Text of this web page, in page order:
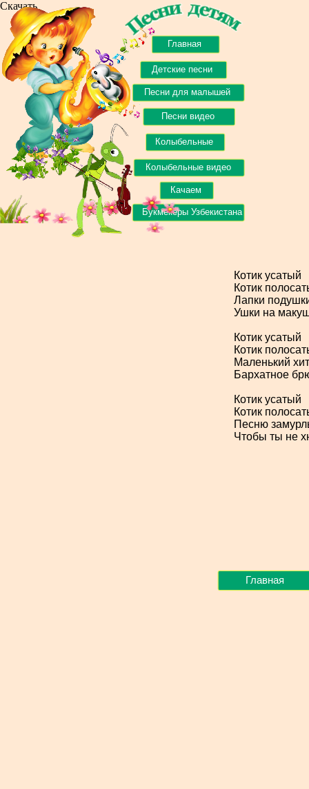
Главная
Колыбельные
Колыбельные видео
Качаем
Детские песни
Песни для малышей
Песни видео
Букмекеры Узбекистана
Котик усатый
Котик
Лапки
Ушки на
Котик усатый
Котик
Маленький
Бархатное
Котик усатый
Котик
Песню
Чтобы ты не
Главная
Скачать